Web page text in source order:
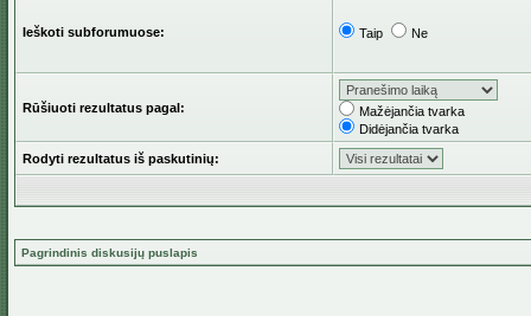
Ieškoti subforumuose: Taip Ne
Rūšiuoti rezultatus pagal:
Mažėjančia tvarka
Didėjančia tvarka
Rodyti rezultatus iš paskutinių:
Pagrindinis diskusijų puslapis